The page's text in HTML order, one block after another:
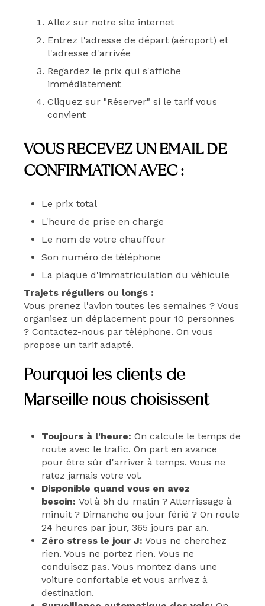
Allez sur notre site internet
Entrez l'adresse de départ (aéroport) et
l'adresse d'arrivée
Regardez le prix qui s'affiche
immédiatement
Cliquez sur "Réserver" si le tarif vous
convient
VOUS RECEVEZ UN EMAIL DE
CONFIRMATION AVEC :
Le prix total
L'heure de prise en charge
Le nom de votre chauffeur
Son numéro de téléphone
La plaque d'immatriculation du véhicule
Trajets réguliers ou longs :
Vous prenez l'avion toutes les semaines ? Vous
organisez un déplacement pour 10 personnes
? Contactez-nous par téléphone. On vous
propose un tarif adapté.
Pourquoi les clients de
Marseille nous choisissent
Toujours à l'heure: On calcule le temps de
route avec le trafic. On part en avance
pour être sûr d'arriver à temps. Vous ne
ratez jamais votre vol.
Disponible quand vous en avez
besoin: Vol à 5h du matin ? Atterrissage à
minuit ? Dimanche ou jour férié ? On roule
24 heures par jour, 365 jours par an.
Zéro stress le jour J: Vous ne cherchez
rien. Vous ne portez rien. Vous ne
conduisez pas. Vous montez dans une
voiture confortable et vous arrivez à
destination.